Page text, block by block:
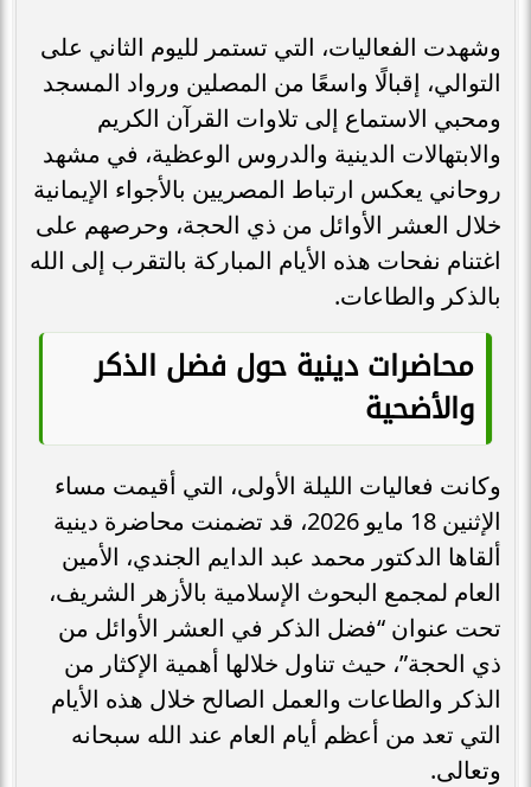
وشهدت الفعاليات، التي تستمر لليوم الثاني على
التوالي، إقبالًا واسعًا من المصلين ورواد المسجد
ومحبي الاستماع إلى تلاوات القرآن الكريم
والابتهالات الدينية والدروس الوعظية، في مشهد
روحاني يعكس ارتباط المصريين بالأجواء الإيمانية
خلال العشر الأوائل من ذي الحجة، وحرصهم على
اغتنام نفحات هذه الأيام المباركة بالتقرب إلى الله
بالذكر والطاعات.
محاضرات دينية حول فضل الذكر
والأضحية
وكانت فعاليات الليلة الأولى، التي أقيمت مساء
الإثنين 18 مايو 2026، قد تضمنت محاضرة دينية
ألقاها الدكتور محمد عبد الدايم الجندي، الأمين
العام لمجمع البحوث الإسلامية بالأزهر الشريف،
تحت عنوان “فضل الذكر في العشر الأوائل من
ذي الحجة”، حيث تناول خلالها أهمية الإكثار من
الذكر والطاعات والعمل الصالح خلال هذه الأيام
التي تعد من أعظم أيام العام عند الله سبحانه
وتعالى.